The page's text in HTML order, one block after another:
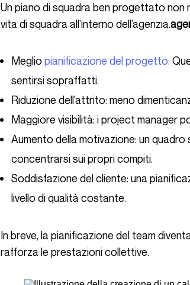
Un piano di squadra ben progettato non migliora solo la struttura del programma: migliora anche la
vita di squadra all’interno dell’agenzia.
Meglio pianificazione del progetto:
sentirsi sopraffatti.
Riduzione dell’attrito: meno
Maggiore visibilità: i project manager
Aumento della motivazione: un
concentrarsi sui propri compiti.
Soddisfazione del cliente: una
livello di qualità costante.
In breve, la pianificazione del team
rafforza le prestazioni collettive.